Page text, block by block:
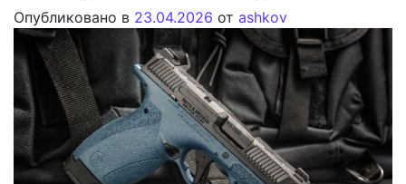
Опубликовано в 23.04.2026 от ashkov